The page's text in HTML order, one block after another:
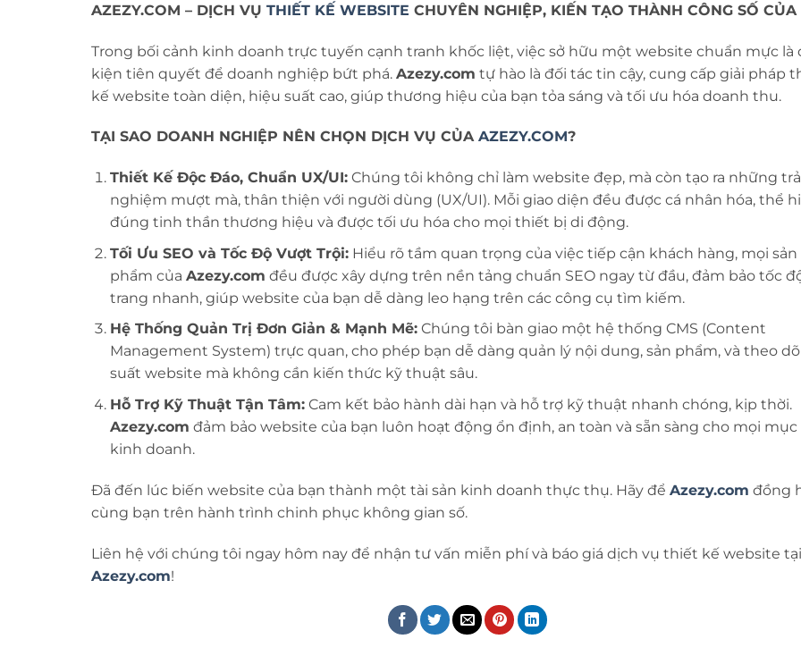
AZEZY.COM – DỊCH VỤ THIẾT KẾ WEBSITE CHUYÊN NGHIỆP, KIẾN TẠO THÀNH CÔNG SỐ
Trong bối cảnh kinh doanh trực tuyến cạnh tranh khốc liệt, việc sở hữu một website chuẩn mực là
kiện tiên quyết để doanh nghiệp bứt phá. Azezy.com tự hào là đối tác tin cậy, cung cấp giải pháp
kế website toàn diện, hiệu suất cao, giúp thương hiệu của bạn tỏa sáng và tối ưu hóa doanh thu.
TẠI SAO DOANH NGHIỆP NÊN CHỌN DỊCH VỤ CỦAAZEZY.COM?
Thiết Kế Độc Đáo, Chuẩn UX/UI:Chúng tôi không chỉ làm website đẹp, mà còn tạo ra những
nghiệm mượt mà, thân thiện với người dùng (UX/UI). Mỗi giao diện đều được cá nhân hóa, thể
đúng tinh thần thương hiệu và được tối ưu hóa cho mọi thiết bị di động.
Tối Ưu SEO và Tốc Độ Vượt Trội:Hiểu rõ tầm quan trọng của việc tiếp cận khách hàng, mọi sản
phẩm của Azezy.com đều được xây dựng trên nền tảng chuẩn SEO ngay từ đầu, đảm bảo tốc
trang nhanh, giúp website của bạn dễ dàng leo hạng trên các công cụ tìm kiếm.
Hệ Thống Quản Trị Đơn Giản & Mạnh Mẽ:Chúng tôi bàn giao một hệ thống CMS (Content
Management System) trực quan, cho phép bạn dễ dàng quản lý nội dung, sản phẩm, và theo
suất website mà không cần kiến thức kỹ thuật sâu.
Hỗ Trợ Kỹ Thuật Tận Tâm:Cam kết bảo hành dài hạn và hỗ trợ kỹ thuật nhanh chóng, kịp thời.
Azezy.com đảm bảo website của bạn luôn hoạt động ổn định, an toàn và sẵn sàng cho mọi
kinh doanh.
Đã đến lúc biến website của bạn thành một tài sản kinh doanh thực thụ. Hãy để Azezy.com đồng
cùng bạn trên hành trình chinh phục không gian số.
Liên hệ với chúng tôi ngay hôm nay để nhận tư vấn miễn phí và báo giá dịch vụ thiết kế website tại
Azezy.com!